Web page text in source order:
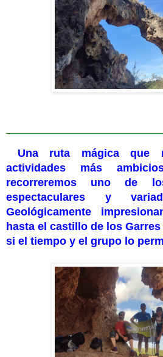
Una ruta mágica que
actividades más
recorreremos uno de
espectaculares y
Geológicamente
hasta el castillo de los
si el tiempo y el grupo lo